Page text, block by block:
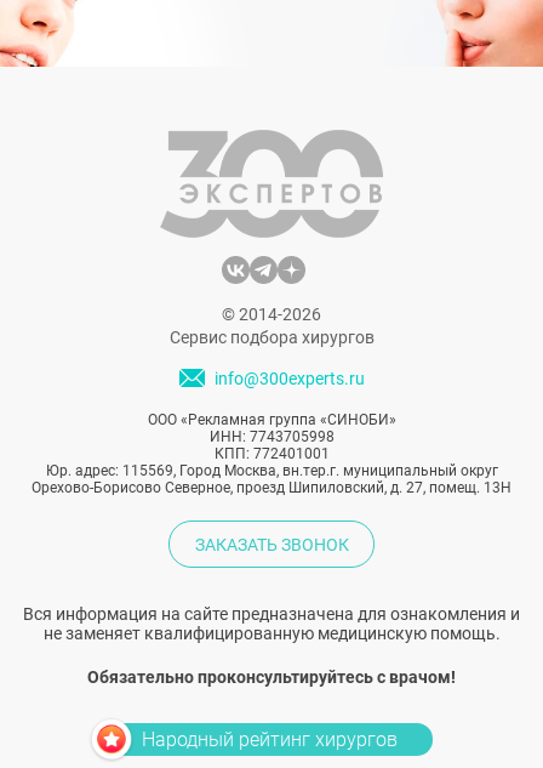
© 2014-2026
Сервис подбора хирургов
info@300experts.ru
ООО «Рекламная группа «СИНОБИ»
ИНН: 7743705998
КПП: 772401001
Юр. адрес: 115569, Город Москва, вн.тер.г. муниципальный округ
Орехово-Борисово Северное, проезд Шипиловский, д. 27, помещ. 13Н
ЗАКАЗАТЬ ЗВОНОК
Вся информация на сайте предназначена для ознакомления и
не заменяет квалифицированную медицинскую помощь.
Обязательно проконсультируйтесь с врачом!
Народный рейтинг хирургов